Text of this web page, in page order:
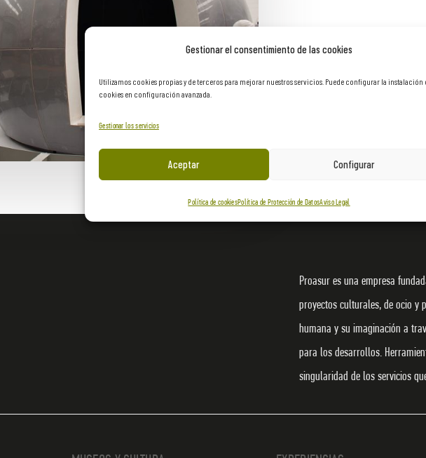
Gestionar el consentimiento de las cookies
Utilizamos cookies propias y de terceros para mejorar nuestros servicios. Puede configurar la instalación
cookies en configuración avanzada.
Gestionar los servicios
Aceptar Configurar
Política de cookiesPolítica de Protección de DatosAviso Legal
Proasur es una empresa
proyectos culturales, de ocio y
humana y su imaginación a
para los desarrollos.
singularidad de los servicios